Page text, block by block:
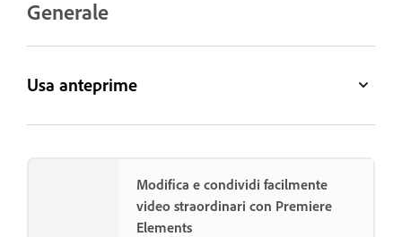
Generale
Usa anteprime
Modifica e condividi facilmente
video straordinari con Premiere
Elements